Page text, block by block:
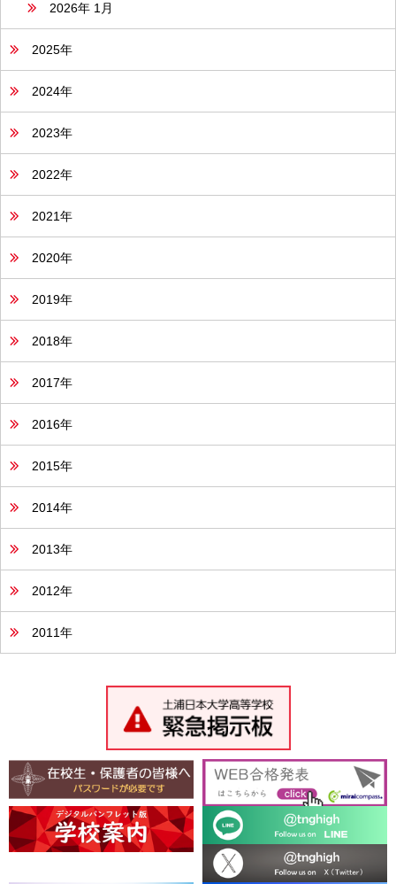
2026年 1月
2025年
2024年
2023年
2022年
2021年
2020年
2019年
2018年
2017年
2016年
2015年
2014年
2013年
2012年
2011年